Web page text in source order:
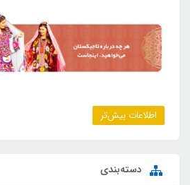
اطلاعات بیش‌تر
دسته‌بندی